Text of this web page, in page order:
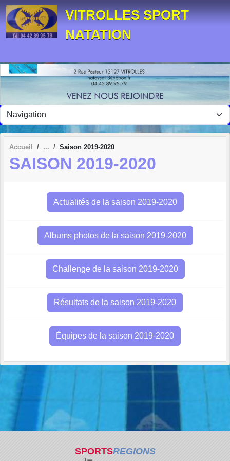
VITROLLES SPORT
NATATION
Accueil Saison 2019-2020
SAISON 2019-2020
Actualités de la saison 2019-2020
Albums photos de la saison 2019-2020
Challenge de la saison 2019-2020
Résultats de la saison 2019-2020
Équipes de la saison 2019-2020
SPORTSREGIONS
Panneau de gestion des cookies